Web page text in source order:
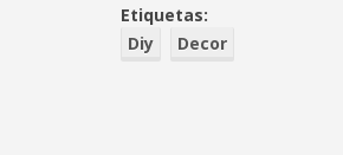
Etiquetas:
Diy
Decor